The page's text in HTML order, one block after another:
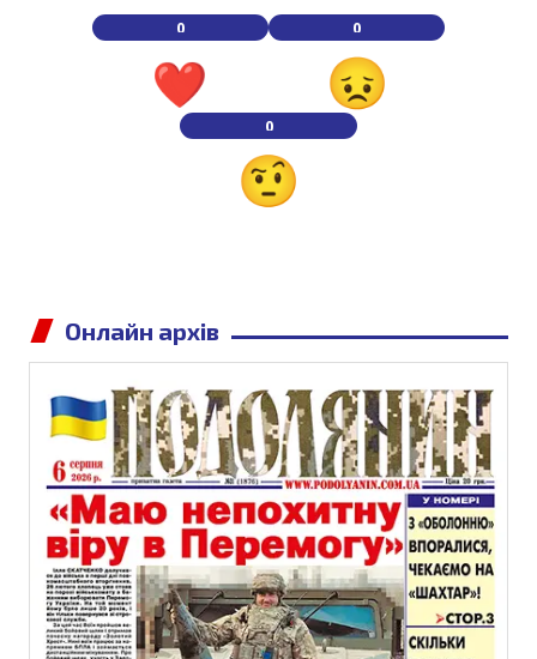
0 0
0
Онлайн архів